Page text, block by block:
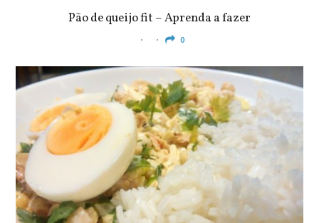
Pão de queijo fit – Aprenda a fazer
0